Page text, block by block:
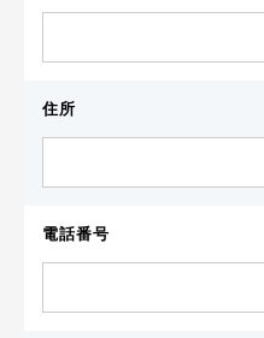
住所
電話番号